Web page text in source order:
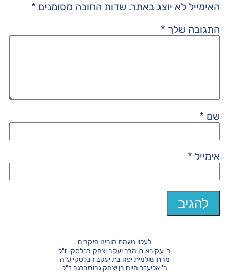
האימייל לא יוצג באתר. שדות החובה מסומנים *
התגובה שלך *
שם *
אימייל *
לעלוי נשמת הורינו היקרים
ר' עקיבא בן הרב יעקב יצחק רבלסקי ז"ל
מרת שולמית יפה בת יעקב רבלסקי ע"ה
ר' אליעזר חיים בן יצחק גרוסברגר ז"ל